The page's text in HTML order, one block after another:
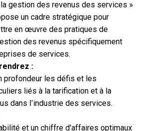
gestion des revenus des services »
un cadre stratégique pour
en œuvre des pratiques de
des revenus spécifiquement
de services.
:
profondeur les défis et les
liés à la tarification et à la
dans l’industrie des services.
et un chiffre d'affaires optimaux